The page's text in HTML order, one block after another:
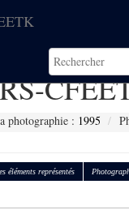
photographie : 1995
éléments représentés